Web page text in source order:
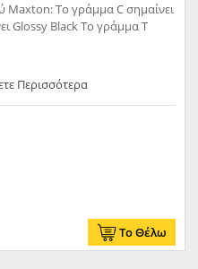
Maxton: Το γράμμα C σημαίνει
Glossy Black Το γράμμα T
Περισσότερα
Το Θέλω